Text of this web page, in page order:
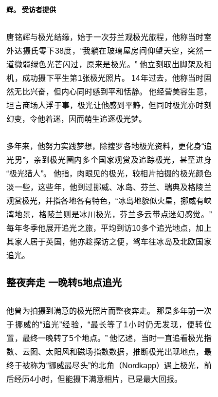
辉。 受访者提供
唐铭辉与极光结缘，始于一次芬兰观极光旅程，他称当时室
外达摄氏零下38度，“我躺在玻璃屋房间仰望天空，突然一
道微弱绿色光芒闪过，原来是极光。” 他立刻取出脚架及相
机，成功摄下平生第1张极光照片。 14年过去，他称当时固
然无比兴奋，但内心同时感到平和恬静。 他经营美容生意，
坦言商场人浮于事，极光让他感到平静，但同时极光亦时刻
幻变，令他着迷，因而萌生追逐极光梦。
多年来，他努力实践梦想，除搜罗各地极光资料，更化身“追
光男”，亲到极光圈内多个国家观赏及追踪极光，甚至进身
“极光猎人”。 他指，肉眼见的极光，较相片拍摄的极光颜色
淡一些，这些年，他到过挪威、冰岛、芬兰、瑞典及格陵兰
观赏极光，并指各地各有特色，“冰岛地貌似火星，挪威有峡
湾地景，格陵兰则是冰川极光，芬兰多云带点迷幻感觉。”
每年冬季他展开追光之旅，平均到访10多个追光地点，加上
其家人居于英国，他亦趁探访之便，驾车往冰岛及北欧国家
追光。
整夜奔走 一晚转5地点追光
他曾为拍摄到满意的极光照片而整夜奔走。 那是多年前一次
于挪威的“追光”经验，“最长等了1小时仍无发现，便转位
置，最终一晚转了5个地点。” 他忆述，当时一直追看极光指
数、云图、太阳风和磁场指数数据，推断极光出现地点，最
终于被称为“挪威最尽头”的北角（Nordkapp）遇上极光，前
后经历4小时，但能摄下满意相片，已是最大回报。